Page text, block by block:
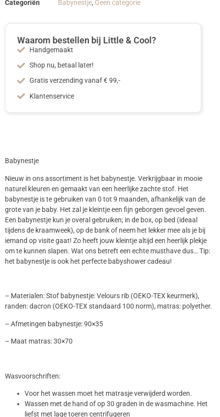
Categoriën Babynestje, Geen categorie
Waarom bestellen bij Little & Cool?
Handgemaakt
Shop nu, betaal later!
Gratis verzending vanaf € 99,-
Klantenservice
Babynestje
Nieuw in ons assortiment is het babynestje. Verkrijgbaar in mooie
naturel kleuren en gemaakt van een heerlijke zachte stof. Het
babynestje is te gebruiken van 0 tot 9 maanden, afhankelijk van de
grote van je baby. Het zal je kleintje een fijn geborgen gevoel geven.
Een babynestje kun je overal gebruiken; in de box, op bed (ideaal
tijdens de kraamweek), op de bank of neem het lekker mee als je bij
iemand op visite gaat! Zo heeft jouw kleintje altijd een heerlijk plekje
om te kunnen slapen. Wat ons betreft een echte musthave dus… Tip:
het babynestje is ook het perfecte babyshower cadeau!
– Materialen: Stof babynestje: Velours rib (OEKO-TEX keurmerk),
randen: dacron (OEKO-TEX standaard 100 norm), matras: polyether.
– Afmetingen babynestje: 90×35
– Maat matras: 30×70
Wasvoorschriften:
Voor het wassen moet het matrasje verwijderd worden.
Wassen met de hand of op 30 graden in de wasmachine. Het
liefst met lage toeren centrifugeren